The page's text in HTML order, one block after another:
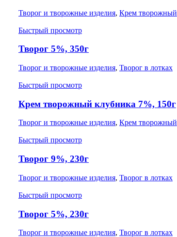
Творог и творожные изделия, Крем творожный
Быстрый просмотр
Творог 5%, 350г
Творог и творожные изделия, Творог в лотках
Быстрый просмотр
Крем творожный клубника 7%, 150г
Творог и творожные изделия, Крем творожный
Быстрый просмотр
Творог 9%, 230г
Творог и творожные изделия, Творог в лотках
Быстрый просмотр
Творог 5%, 230г
Творог и творожные изделия, Творог в лотках